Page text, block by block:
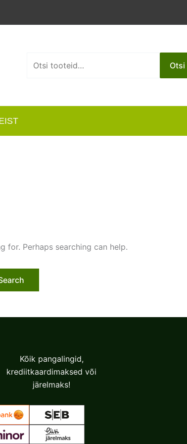
Otsi
for. Perhaps searching can help.
Kõik pangalingid,
krediitkaardimaksed või
järelmaks!